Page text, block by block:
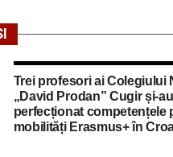
Trei profesori ai Colegiului
„David Prodan” Cugir și-au
perfecționat competențele
mobilități Erasmus+ în